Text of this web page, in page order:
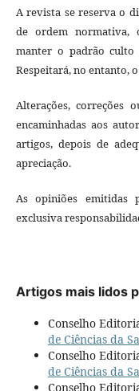
A revista se reserva o
de ordem normativa,
manter o padrão
Respeitará, no entanto,
Alterações, correções
encaminhadas aos
artigos, depois de
apreciação.
As opiniões emitidas
exclusiva
Artigos mais lidos
Conselho
de Ciências da
Conselho
de Ciências da
Conselho